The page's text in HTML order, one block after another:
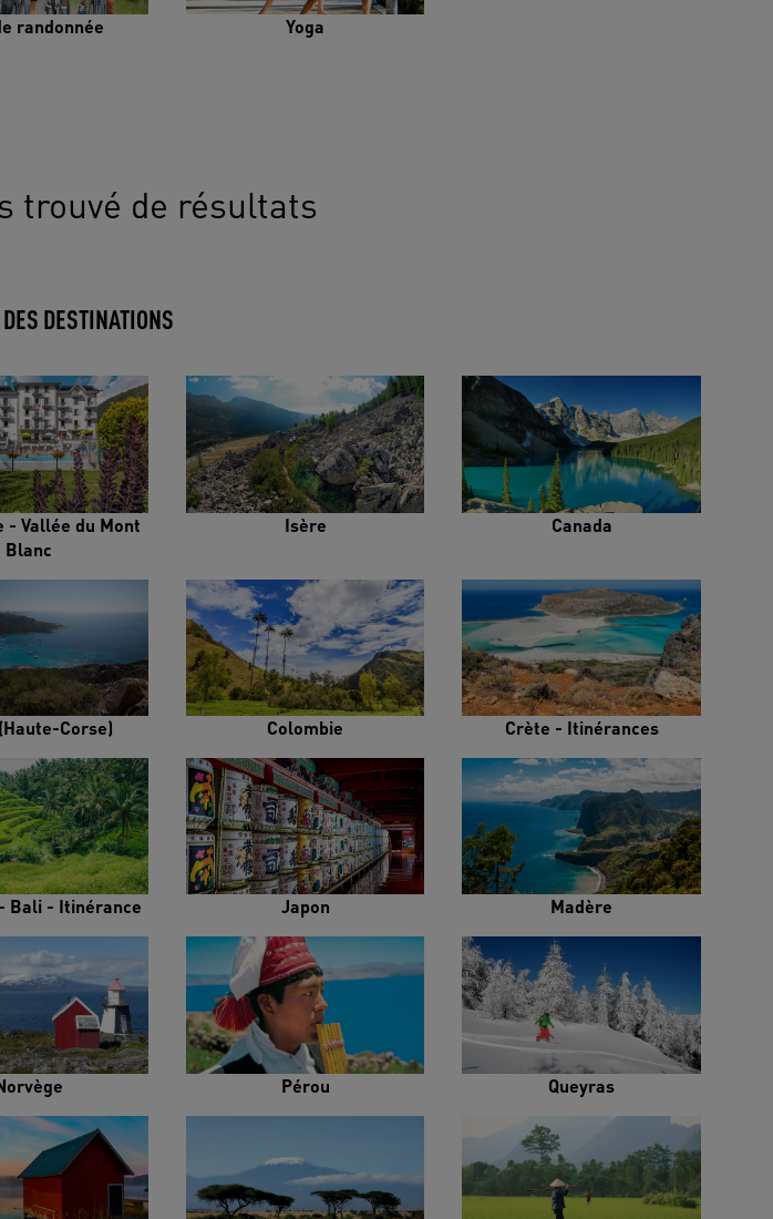
randonnée Yoga
trouvé de résultats
DESTINATIONS
- Vallée du Mont
Blanc
Isère Canada
Corse) Colombie Crète - Itinérances
Bali - Itinérance Japon Madère
Pérou Queyras